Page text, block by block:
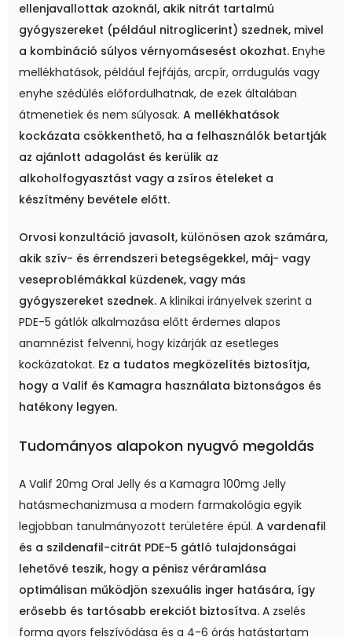
ellenjavallottak azoknál, akik nitrát tartalmú
gyógyszereket (például nitroglicerint) szednek, mivel
a kombináció súlyos vérnyomásesést okozhat. Enyhe
mellékhatások, például fejfájás, arcpír, orrdugulás vagy
enyhe szédülés előfordulhatnak, de ezek általában
átmenetiek és nem súlyosak. A mellékhatások
kockázata csökkenthető, ha a felhasználók betartják
az ajánlott adagolást és kerülik az
alkoholfogyasztást vagy a zsíros ételeket a
készítmény bevétele előtt.
Orvosi konzultáció javasolt, különösen azok számára,
akik szív- és érrendszeri betegségekkel, máj- vagy
veseproblémákkal küzdenek, vagy más
gyógyszereket szednek. A klinikai irányelvek szerint a
PDE-5 gátlók alkalmazása előtt érdemes alapos
anamnézist felvenni, hogy kizárják az esetleges
kockázatokat. Ez a tudatos megközelítés biztosítja,
hogy a Valif és Kamagra használata biztonságos és
hatékony legyen.
Tudományos alapokon nyugvó megoldás
A Valif 20mg Oral Jelly és a Kamagra 100mg Jelly
hatásmechanizmusa a modern farmakológia egyik
legjobban tanulmányozott területére épül. A vardenafil
és a szildenafil-citrát PDE-5 gátló tulajdonságai
lehetővé teszik, hogy a pénisz véráramlása
optimálisan működjön szexuális inger hatására, így
erősebb és tartósabb erekciót biztosítva. A zselés
forma gyors felszívódása és a 4-6 órás hatástartam